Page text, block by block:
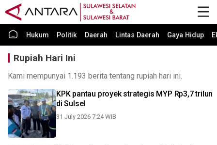
Hukum Politik Daerah Lintas Daerah Gaya Hidup
Rupiah Hari Ini
Kami mempunyai 1.193 berita tentang rupiah hari ini.
KPK pantau proyek strategis MYP Rp3,7 trilun
di Sulsel
31 July 2026 7:24 WIB